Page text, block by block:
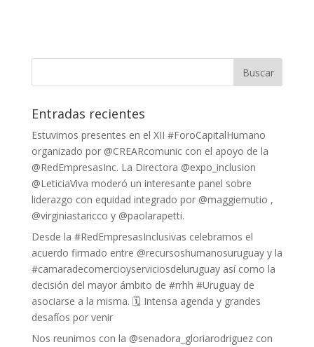
Entradas recientes
Estuvimos presentes en el XII #ForoCapitalHumano
organizado por @CREARcomunic con el apoyo de la
@RedEmpresasInc. La Directora @expo_inclusion
@LeticiaViva moderó un interesante panel sobre
liderazgo con equidad integrado por @maggiemutio ,
@virginiastaricco y @paolarapetti.
Desde la #RedEmpresasInclusivas celebramos el
acuerdo firmado entre @recursoshumanosuruguay y la
#camaradecomercioyserviciosdeluruguay así como la
decisión del mayor ámbito de #rrhh #Uruguay de
asociarse a la misma. 🗓 Intensa agenda y grandes
desafíos por venir
Nos reunimos con la @senadora_gloriarodriguez con